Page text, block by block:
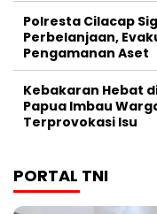
Polresta Cilacap
Perbelanjaan,
Pengamanan Aset
Kebakaran Hebat
Papua Imbau
Terprovokasi Isu
PORTAL TNI